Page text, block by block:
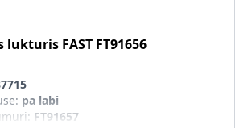
lukturis FAST FT91656
: pa labi
: FT91657